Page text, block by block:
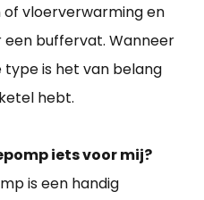
vloerverwarming en
buffervat. Wanneer
is het van belang
hebt.
iets voor mij?
is een handig